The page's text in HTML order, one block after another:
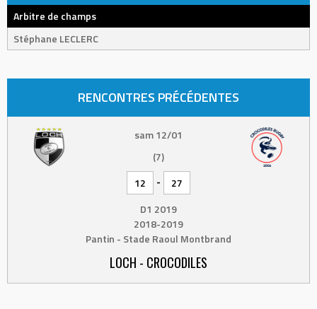
Arbitre de champs
Stéphane LECLERC
RENCONTRES PRÉCÉDENTES
sam 12/01
(7)
12
-
27
D1 2019
2018-2019
Pantin - Stade Raoul Montbrand
LOCH - CROCODILES